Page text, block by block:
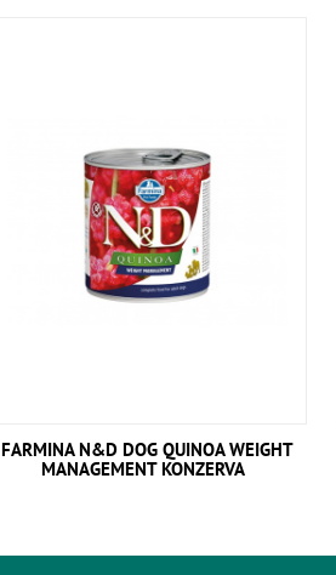
FARMINA N&D DOG QUINOA WEIGHT
MANAGEMENT KONZERVA